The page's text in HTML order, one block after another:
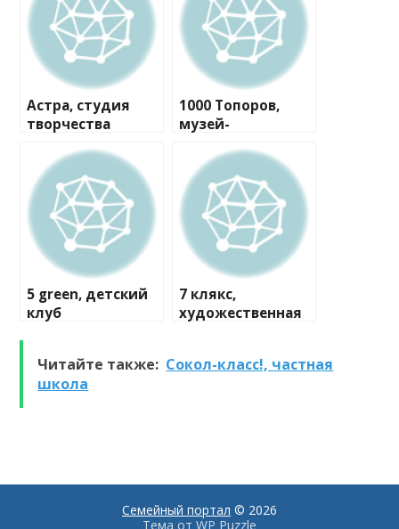
Астра, студия
творчества
1000 Топоров,
музей-
5 green, детский
клуб
7 клякс,
художественная
Читайте также: Сокол-класс!, частная
школа
Семейный портал © 2026
Тема от WP Puzzle